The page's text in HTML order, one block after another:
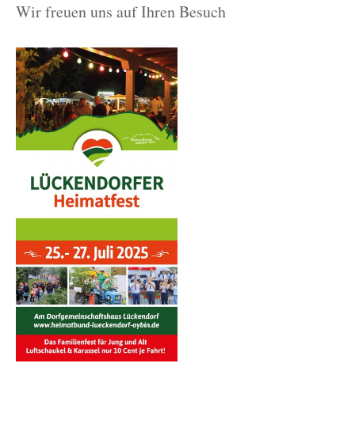
Wir freuen uns auf Ihren Besuch